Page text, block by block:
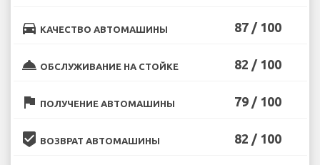
directions_car КАЧЕСТВО АВТОМАШИНЫ 87 / 100
room_service ОБСЛУЖИВАНИЕ НА СТОЙКЕ 82 / 100
flag ПОЛУЧЕНИЕ АВТОМАШИНЫ 79 / 100
beenhere ВОЗВРАТ АВТОМАШИНЫ 82 / 100